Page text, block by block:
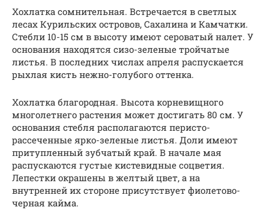
Хохлатка сомнительная. Встречается в светлых
лесах Курильских островов, Сахалина и Камчатки.
Стебли 10-15 см в высоту имеют сероватый налет. У
основания находятся сизо-зеленые тройчатые
листья. В последних числах апреля распускается
рыхлая кисть нежно-голубого оттенка.
Хохлатка благородная. Высота корневищного
многолетнего растения может достигать 80 см. У
основания стебля располагаются перисто-
рассеченные ярко-зеленые листья. Доли имеют
притупленный зубчатый край. В начале мая
распускаются густые кистевидные соцветия.
Лепестки окрашены в желтый цвет, а на
внутренней их стороне присутствует фиолетово-
черная кайма.